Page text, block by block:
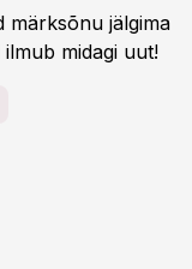
märksõnu jälgima
midagi uut!